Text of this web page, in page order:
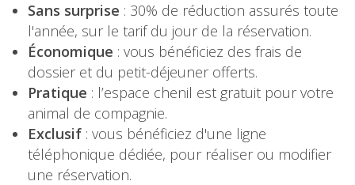
Sans surprise : 30% de réduction assurés toute
l'année, sur le tarif du jour de la réservation.
Économique : vous bénéficiez des frais de
dossier et du petit-déjeuner offerts.
Pratique : l’espace chenil est gratuit pour votre
animal de compagnie.
Exclusif : vous bénéficiez d'une ligne
téléphonique dédiée, pour réaliser ou modifier
une réservation.